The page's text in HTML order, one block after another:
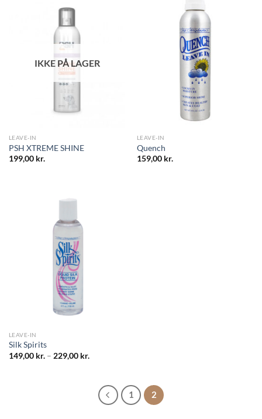
IKKE PÅ LAGER
LEAVE-IN
PSH XTREME SHINE
199,00 kr.
LEAVE-IN
Quench
159,00 kr.
LEAVE-IN
Silk Spirits
149,00 kr.– 229,00 kr.
1 2